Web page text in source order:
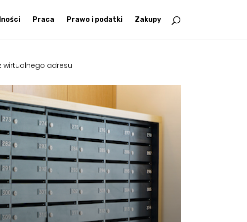
Praca Prawo i podatki Zakupy
wirtualnego adresu